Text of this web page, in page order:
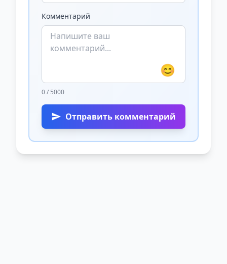
Комментарий
😊
0 / 5000
Отправить комментарий